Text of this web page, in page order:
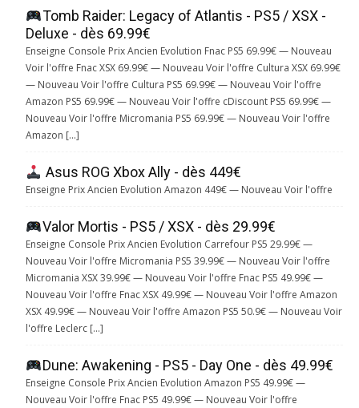
Tomb Raider: Legacy of Atlantis - PS5 / XSX -
Deluxe - dès 69.99€
Enseigne Console Prix Ancien Evolution Fnac PS5 69.99€ — Nouveau
Voir l'offre Fnac XSX 69.99€ — Nouveau Voir l'offre Cultura XSX 69.99€
— Nouveau Voir l'offre Cultura PS5 69.99€ — Nouveau Voir l'offre
Amazon PS5 69.99€ — Nouveau Voir l'offre cDiscount PS5 69.99€ —
Nouveau Voir l'offre Micromania PS5 69.99€ — Nouveau Voir l'offre
Amazon […]
Asus ROG Xbox Ally - dès 449€
Enseigne Prix Ancien Evolution Amazon 449€ — Nouveau Voir l'offre
Valor Mortis - PS5 / XSX - dès 29.99€
Enseigne Console Prix Ancien Evolution Carrefour PS5 29.99€ —
Nouveau Voir l'offre Micromania PS5 39.99€ — Nouveau Voir l'offre
Micromania XSX 39.99€ — Nouveau Voir l'offre Fnac PS5 49.99€ —
Nouveau Voir l'offre Fnac XSX 49.99€ — Nouveau Voir l'offre Amazon
XSX 49.99€ — Nouveau Voir l'offre Amazon PS5 50.9€ — Nouveau Voir
l'offre Leclerc […]
Dune: Awakening - PS5 - Day One - dès 49.99€
Enseigne Console Prix Ancien Evolution Amazon PS5 49.99€ —
Nouveau Voir l'offre Fnac PS5 49.99€ — Nouveau Voir l'offre